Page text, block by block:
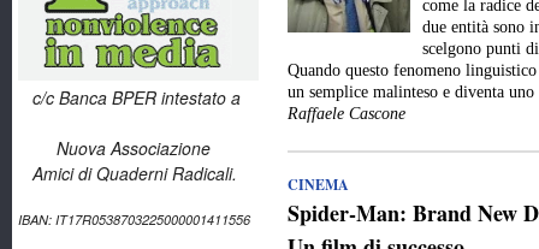
c/c Banca BPER intestato a
Nuova Associazione
Amici di Quaderni Radicali.
IBAN: IT17R0538703225000001411556
come la radice
due entità sono
scelgono punti
Quando questo fenomeno
un semplice malinteso e diventa
Raffaele Cascone
CINEMA
Spider-Man: Brand New